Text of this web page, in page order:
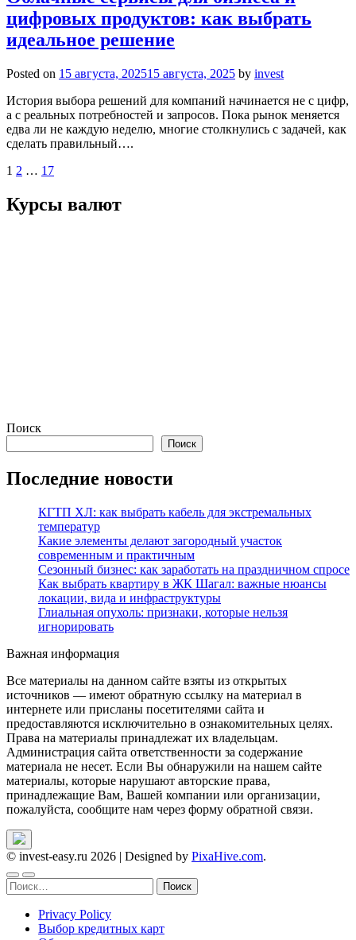
цифровых продуктов: как выбрать
идеальное решение
Posted on 15 августа, 202515 августа, 2025 by invest
История выбора решений для компаний начинается не с цифр,
а с реальных потребностей и запросов. Пока рынок меняется
едва ли не каждую неделю, многие столкнулись с задачей, как
сделать правильный….
Пагинация
записей
1 2 … 17
Курсы валют
Поиск
Поиск
Последние новости
КГТП ХЛ: как выбрать кабель для экстремальных
температур
Какие элементы делают загородный участок
современным и практичным
Сезонный бизнес: как заработать на праздничном спросе
Как выбрать квартиру в ЖК Шагал: важные нюансы
локации, вида и инфраструктуры
Глиальная опухоль: признаки, которые нельзя
игнорировать
Важная информация
Все материалы на данном сайте взяты из открытых
источников — имеют обратную ссылку на материал в
интернете или присланы посетителями сайта и
предоставляются исключительно в ознакомительных целях.
Права на материалы принадлежат их владельцам.
Администрация сайта ответственности за содержание
материала не несет. Если Вы обнаружили на нашем сайте
материалы, которые нарушают авторские права,
принадлежащие Вам, Вашей компании или организации,
пожалуйста, сообщите нам через форму обратной связи.
© invest-easy.ru 2026 | Designed by PixaHive.com.
Найти:
Privacy Policy
Выбор кредитных карт